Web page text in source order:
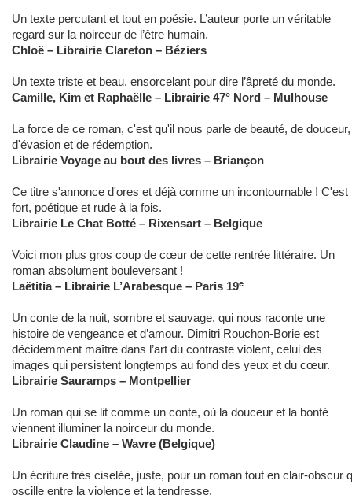
Un texte percutant et tout en poésie. L’auteur porte un véritable
regard sur la noirceur de l’être humain.
Chloë – Librairie Clareton – Béziers
Un texte triste et beau, ensorcelant pour dire l’âpreté du monde.
Camille, Kim et Raphaëlle – Librairie 47° Nord – Mulhouse
La force de ce roman, c'est qu'il nous parle de beauté, de douceur,
d'évasion et de rédemption.
Librairie Voyage au bout des livres – Briançon
Ce titre s'annonce d'ores et déjà comme un incontournable ! C'est
fort, poétique et rude à la fois.
Librairie Le Chat Botté – Rixensart – Belgique
Voici mon plus gros coup de cœur de cette rentrée littéraire. Un
roman absolument bouleversant !
Laëtitia – Librairie L’Arabesque – Paris 19e
Un conte de la nuit, sombre et sauvage, qui nous raconte une
histoire de vengeance et d’amour. Dimitri Rouchon-Borie est
décidemment maître dans l’art du contraste violent, celui des
images qui persistent longtemps au fond des yeux et du cœur.
Librairie Sauramps – Montpellier
Un roman qui se lit comme un conte, où la douceur et la bonté
viennent illuminer la noirceur du monde.
Librairie Claudine – Wavre (Belgique)
Un écriture très ciselée, juste, pour un roman tout en clair-obscur
oscille entre la violence et la tendresse.